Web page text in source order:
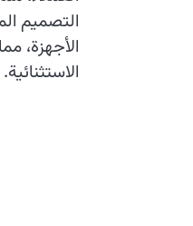
التصميم
الأجهزة،
الاستثنائية.